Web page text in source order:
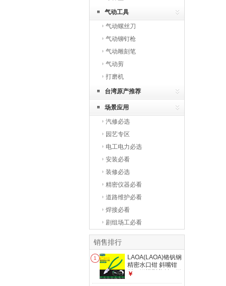
气动工具
气动螺丝刀
气动铆钉枪
气动雕刻笔
气动剪
打磨机
台湾原产推荐
场景应用
汽修必选
园艺专区
电工电力必选
安装必看
装修必选
精密仪器必看
道路维护必看
焊接必看
剧组场工必看
销售排行
1
LAOA(LAOA)铬钒钢
精密水口钳 斜嘴钳
斜口钳模型剪斜口钳
￥